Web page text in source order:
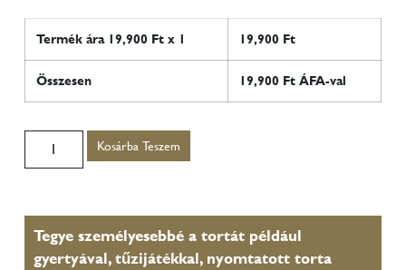
Termék ára 19,900 Ft x 1 19,900 Ft
Összesen 19,900 Ft ÁFA-val
Kosárba Teszem
Tegye személyesebbé a tortát például
gyertyával, tűzijátékkal, nyomtatott torta